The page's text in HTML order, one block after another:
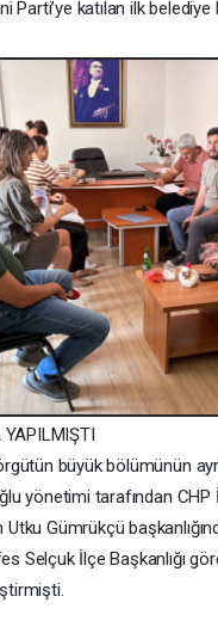
Parti’ye katılan ilk belediye
YAPILMIŞTI
büyük bölümünün
yönetimi tarafından CHP
Gümrükçü
Selçuk İlçe Başkanlığı